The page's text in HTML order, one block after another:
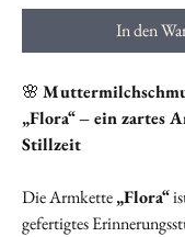
In den
🌸
„Flora“ – ein zartes
Stillzeit
Die Armkette„Flora“
gefertigtes